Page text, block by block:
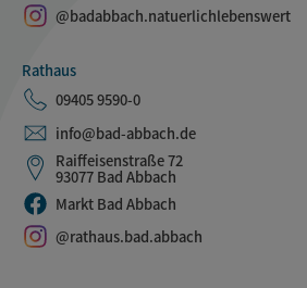
@badabbach.natuerlichlebenswert
Rathaus
09405 9590-0
info@bad-abbach.de
Raiffeisenstraße 72
93077 Bad Abbach
Markt Bad Abbach
@rathaus.bad.abbach